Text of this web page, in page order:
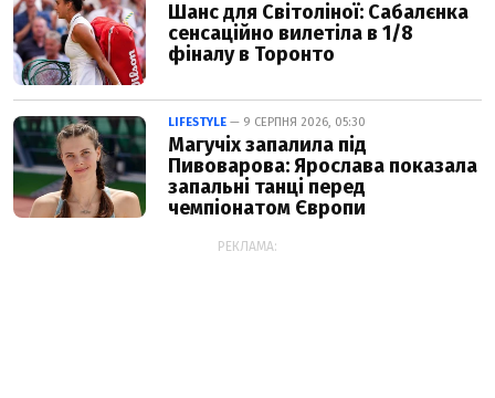
Шанс для Світоліної: Сабалєнка
сенсаційно вилетіла в 1/8
фіналу в Торонто
LIFESTYLE — 9 СЕРПНЯ 2026, 05:30
Магучіх запалила під
Пивоварова: Ярослава показала
запальні танці перед
чемпіонатом Європи
РЕКЛАМА: